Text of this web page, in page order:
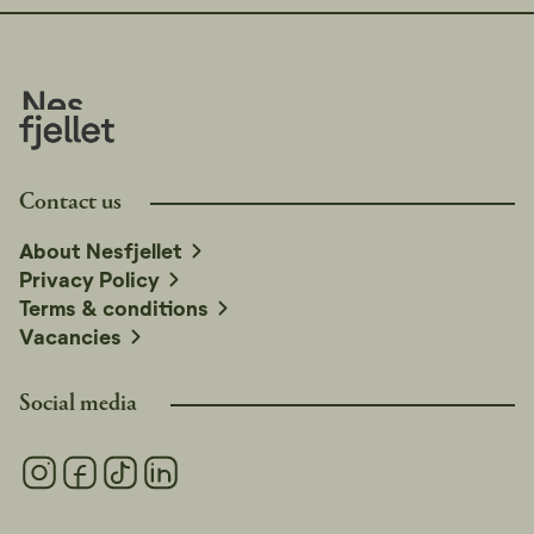
Vi anbefaler, at du tjekker åbningstiderne på Nesfjellet
Social media
Contact us
About Nesfjellet
Privacy Policy
Terms & conditions
Vacancies